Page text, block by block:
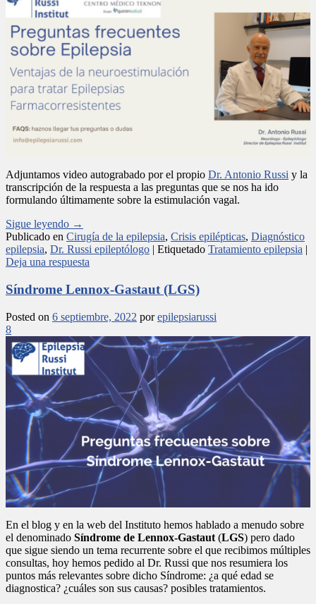
Adjuntamos video autograbado por el propio Dr. Antonio Russi y la
transcripción de la respuesta a las preguntas que se nos ha ido
formulando últimamente sobre la estimulación vagal.
Sigue leyendo →
Publicado en Cirugía de la epilepsia, Crisis epilépticas, Diagnóstico
epilepsia, Dr. Russi epileptólogo | Etiquetado Tratamiento epilepsia |
Deja una respuesta
Síndrome Lennox-Gastaut (LGS)
Posted on 6 septiembre, 2022 porepilepsiarussi
8
En el blog y en la web del Instituto hemos hablado a menudo sobre
el denominado Síndrome de Lennox-Gastaut (LGS) pero dado
que sigue siendo un tema recurrente sobre el que recibimos múltiples
consultas, hoy hemos pedido al Dr. Russi que nos resumiera los
puntos más relevantes sobre dicho Síndrome: ¿a qué edad se
diagnostica? ¿cuáles son sus causas? posibles tratamientos.